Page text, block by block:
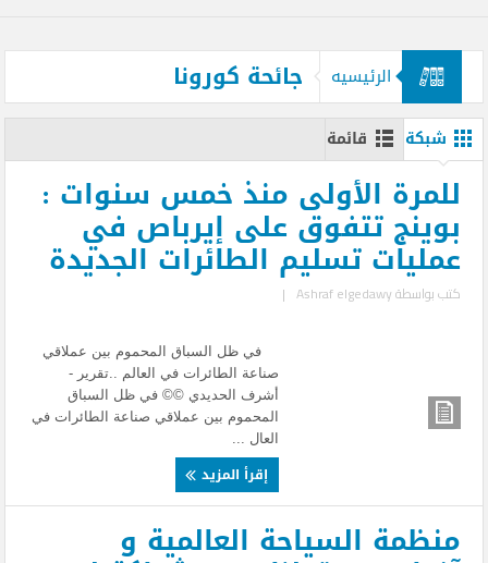
الرئيسيه جائحة كورونا
شبكة قائمة
للمرة الأولى منذ خمس سنوات :
بوينج تتفوق على إيرباص في
عمليات تسليم الطائرات الجديدة
كتب بواسطةAshraf elgedawy
|
في ظل السباق المحموم بين عملاقي
صناعة الطائرات في العالم ..تقرير -
أشرف الحديدي ©© في ظل السباق
المحموم بين عملاقي صناعة الطائرات في
العال ...
إقرأ المزيد
منظمة السياحة العالمية و